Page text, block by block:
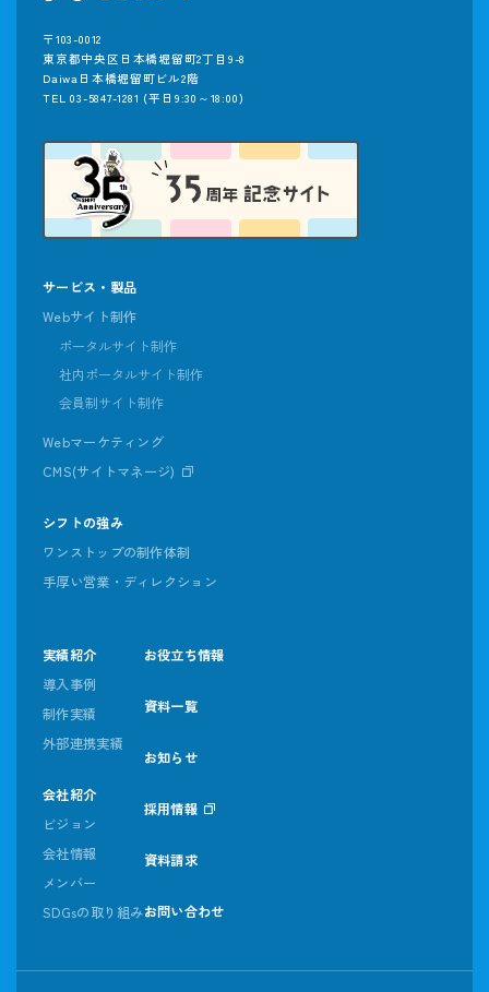
〒103-0012
東京都中央区日本橋堀留町2丁目9-8
Daiwa日本橋堀留町ビル2階
TEL 03-5847-1281 (平日9:30～18:00)
サービス・製品
Webサイト制作
ポータルサイト制作
社内ポータルサイト制作
会員制サイト制作
Webマーケティング
CMS(サイトマネージ)
シフトの強み
ワンストップの制作体制
手厚い営業・ディレクション
実績紹介
導入事例
制作実績
外部連携実績
会社紹介
ビジョン
会社情報
メンバー
SDGsの取り組み
お役立ち情報
資料一覧
お知らせ
採用情報
資料請求
お問い合わせ